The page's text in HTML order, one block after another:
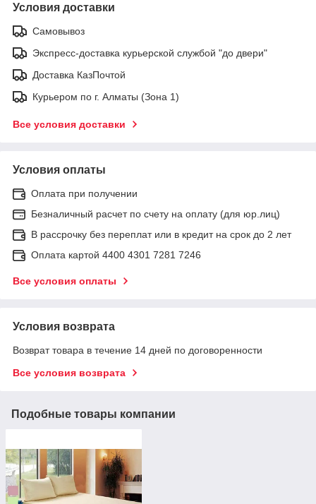
Условия доставки
Самовывоз
Экспресс-доставка курьерской службой "до двери"
Доставка КазПочтой
Курьером по г. Алматы (Зона 1)
Все условия доставки
Условия оплаты
Оплата при получении
Безналичный расчет по счету на оплату (для юр.лиц)
В рассрочку без переплат или в кредит на срок до 2 лет
Оплата картой 4400 4301 7281 7246
Все условия оплаты
Условия возврата
Возврат товара в течение 14 дней по договоренности
Все условия возврата
Подобные товары компании